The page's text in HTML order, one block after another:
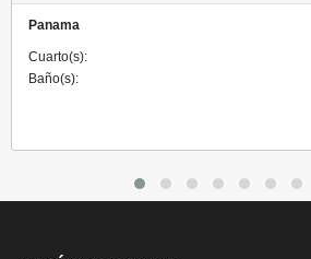
Panama
Cuarto(s):
Baño(s):